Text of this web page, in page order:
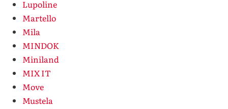
Lupoline
Martello
Mila
MINDOK
Miniland
MIX IT
Move
Mustela